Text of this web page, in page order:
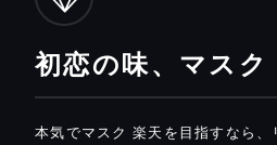
初恋の味、マスク
本気でマスク 楽天を目指すなら、